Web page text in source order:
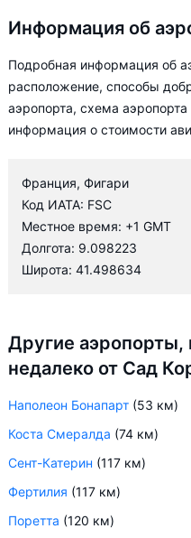
Информация об
Подробная информация об
расположение, способы
аэропорта, схема
информация о стоимости
Франция, Фигари
Код ИАТА: FSC
Местное время: +1 GMT
Долгота: 9.098223
Широта: 41.498634
Другие аэропорты,
недалеко от Сад
Наполеон Бонапарт (53 км)
Коста Смералда (74 км)
Сент-Катерин (117 км)
Фертилия (117 км)
Поретта (120 км)